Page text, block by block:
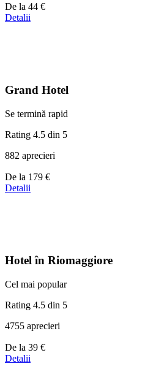
Prețuri
de
De la 44 €
Detalii
Grand Hotel
Se termină rapid
Rating 4.5 din 5
882 aprecieri
Prețuri
de
De la 179 €
Detalii
Hotel în Riomaggiore
Cel mai popular
Rating 4.5 din 5
4755 aprecieri
Prețuri
de
De la 39 €
Detalii